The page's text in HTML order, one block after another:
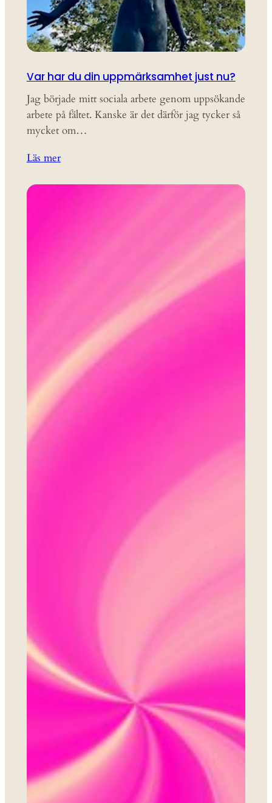
Var har du din uppmärksamhet just nu?
Jag började mitt sociala arbete genom uppsökande
arbete på fältet. Kanske är det därför jag tycker så
mycket om…
Läs mer